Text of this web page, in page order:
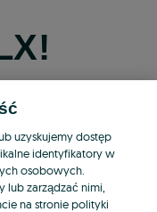
Apple
uzyskujemy dostęp
identyfikatory w
osobowych.
zarządzać nimi,
na stronie polityki